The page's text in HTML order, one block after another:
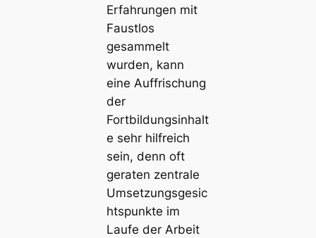
Erfahrungen mit
Faustlos
gesammelt
wurden, kann
eine Auffrischung
der
Fortbildungsinhalt
e sehr hilfreich
sein, denn oft
geraten zentrale
Umsetzungsgesic
htspunkte im
Laufe der Arbeit